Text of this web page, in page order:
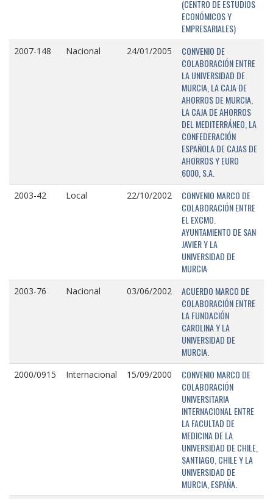
(CENTRO DE ESTUDIOS
ECONÓMICOS Y
EMPRESARIALES)
2007-148 Nacional 24/01/2005
CONVENIO DE
COLABORACIÓN ENTRE
LA UNIVERSIDAD DE
MURCIA, LA CAJA DE
AHORROS DE MURCIA,
LA CAJA DE AHORROS
DEL MEDITERRÁNEO, LA
CONFEDERACIÓN
ESPAÑOLA DE CAJAS DE
AHORROS Y EURO
6000, S.A.
2003-42 Local 22/10/2002
CONVENIO MARCO DE
COLABORACIÓN ENTRE
EL EXCMO.
AYUNTAMIENTO DE SAN
JAVIER Y LA
UNIVERSIDAD DE
MURCIA
2003-76 Nacional 03/06/2002
ACUERDO MARCO DE
COLABORACIÓN ENTRE
LA FUNDACIÓN
CAROLINA Y LA
UNIVERSIDAD DE
MURCIA.
2000/0915 Internacional 15/09/2000
CONVENIO MARCO DE
COLABORACIÓN
UNIVERSITARIA
INTERNACIONAL ENTRE
LA FACULTAD DE
MEDICINA DE LA
UNIVERSIDAD DE CHILE,
SANTIAGO, CHILE Y LA
UNIVERSIDAD DE
MURCIA, ESPAÑA.